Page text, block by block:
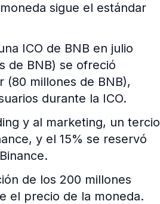
sigue el estándar
ICO de BNB en julio
de BNB) se ofreció
(80 millones de BNB),
durante la ICO.
y al marketing, un tercio
y el 15% se reservó
de los 200 millones
el precio de la moneda.